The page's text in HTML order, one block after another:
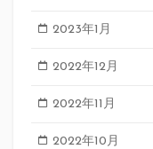
2023年1月
2022年12月
2022年11月
2022年10月